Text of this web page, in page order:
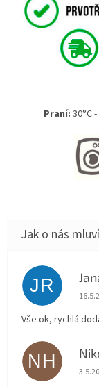
Praní: 30°C
JR
Vše ok, rychlá
NH